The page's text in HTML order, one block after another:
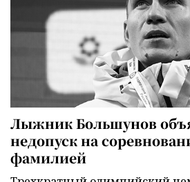
Лыжник Большунов
недопуск на
фамилией